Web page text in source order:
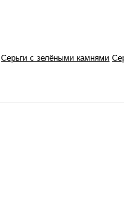
Серьги с зелёными камнями